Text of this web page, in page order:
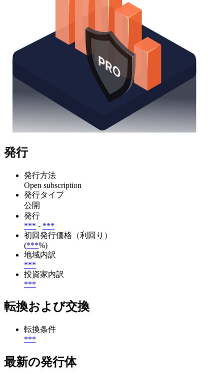
発行
発行方法
Open subscription
発行タイプ
公開
発行
*** - ***
初回発行価格（利回り）
(***%)
地域内訳
***
投資家内訳
***
転換および交換
転換条件
***
最新の発行体